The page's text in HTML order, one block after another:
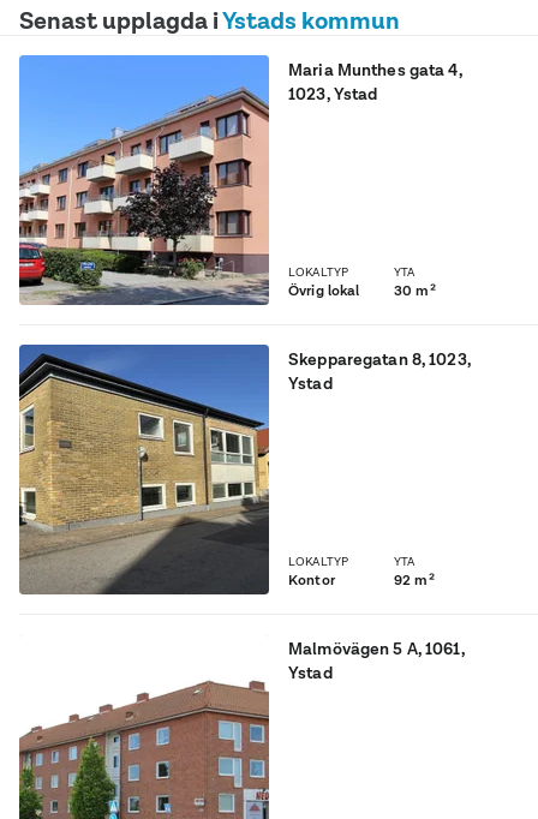
Senast upplagda iYstads kommun
Maria Munthes gata 4,
1023, Ystad
LOKALTYP
Övrig lokal
YTA
30 m²
Skepparegatan 8,1023,
Ystad
LOKALTYP
Kontor
YTA
92 m²
Malmövägen 5 A,1061,
Ystad